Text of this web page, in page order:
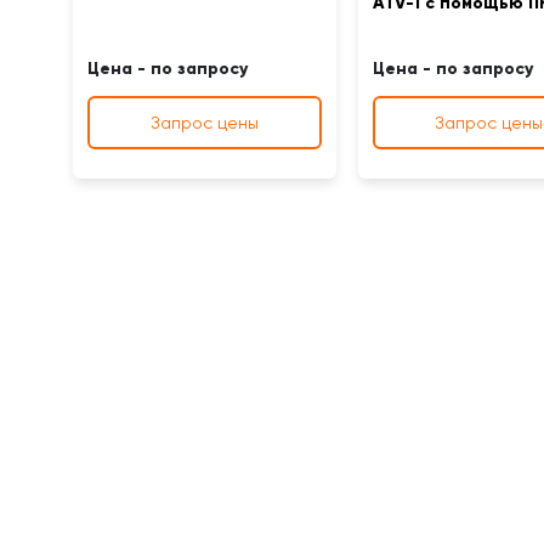
Цена - по запросу
Запрос цены
Цена - по запросу
Запрос цены